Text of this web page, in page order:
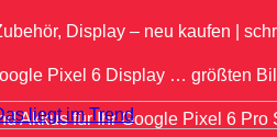
liegt im Trend
Display – neu kaufen |
Pixel 6 Display … größten
Akkus für Ihr Google Pixel 6